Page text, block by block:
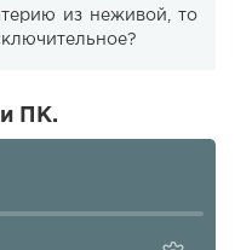
из неживой, то
ПК.